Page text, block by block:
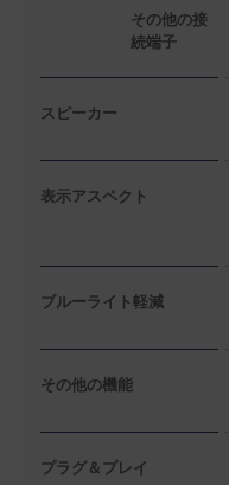
その他の接
続端子
スピーカー
表示アスペクト
ブルーライト軽減
その他の機能
プラグ＆プレイ